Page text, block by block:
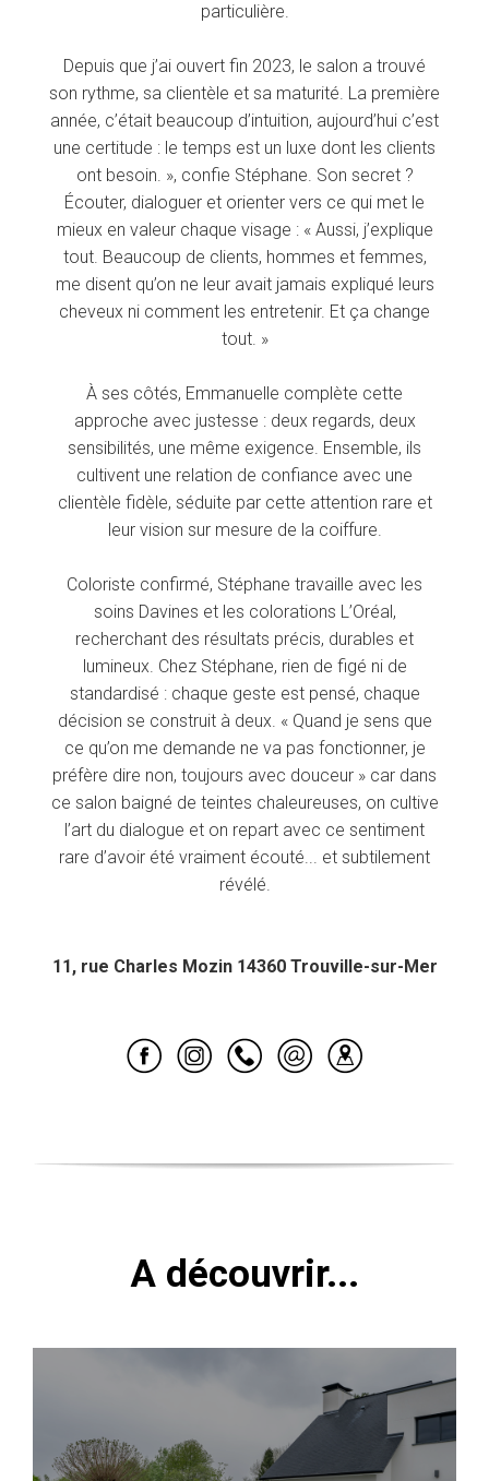
particulière.
Depuis que j’ai ouvert fin 2023, le salon a trouvé
son rythme, sa clientèle et sa maturité. La première
année, c’était beaucoup d’intuition, aujourd’hui c’est
une certitude : le temps est un luxe dont les clients
ont besoin. », confie Stéphane. Son secret ?
Écouter, dialoguer et orienter vers ce qui met le
mieux en valeur chaque visage : « Aussi, j’explique
tout. Beaucoup de clients, hommes et femmes,
me disent qu’on ne leur avait jamais expliqué leurs
cheveux ni comment les entretenir. Et ça change
tout. »
À ses côtés, Emmanuelle complète cette
approche avec justesse : deux regards, deux
sensibilités, une même exigence. Ensemble, ils
cultivent une relation de confiance avec une
clientèle fidèle, séduite par cette attention rare et
leur vision sur mesure de la coiffure.
Coloriste confirmé, Stéphane travaille avec les
soins Davines et les colorations L’Oréal,
recherchant des résultats précis, durables et
lumineux. Chez Stéphane, rien de figé ni de
standardisé : chaque geste est pensé, chaque
décision se construit à deux. « Quand je sens que
ce qu’on me demande ne va pas fonctionner, je
préfère dire non, toujours avec douceur » car dans
ce salon baigné de teintes chaleureuses, on cultive
l’art du dialogue et on repart avec ce sentiment
rare d’avoir été vraiment écouté... et subtilement
révélé.
11, rue Charles Mozin 14360 Trouville-sur-Mer
A découvrir...